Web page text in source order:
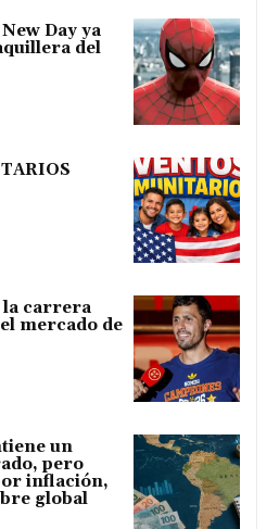
Day ya
del
la carrera
mercado de
un
pero
inflación,
global